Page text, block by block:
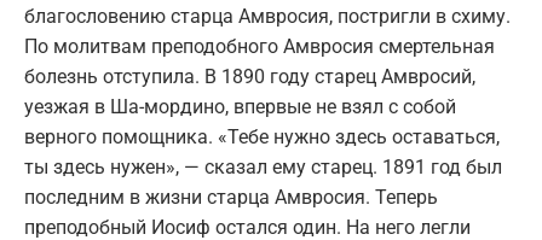
благословению старца Амвросия, постригли в схиму.
По молитвам преподобного Амвросия смертельная
болезнь отступила. В 1890 году старец Амвросий,
уезжая в Ша-мордино, впервые не взял с собой
верного помощника. «Тебе нужно здесь оставаться,
ты здесь нужен», — сказал ему старец. 1891 год был
последним в жизни старца Амвросия. Теперь
преподобный Иосиф остался один. На него легли